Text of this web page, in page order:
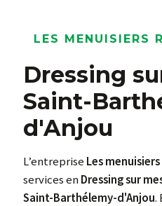
LES MENUISIERS
Dressing sur mesure à
Saint-
d'Anjou
L’entreprise Les
services enDressing sur
Saint-Barthélemy-d'Anjou.